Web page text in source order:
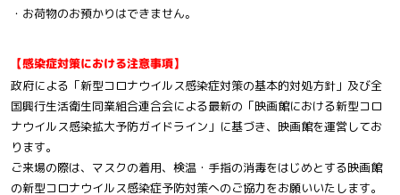
・お荷物のお預かりはできません。
【感染症対策における注意事項】
政府による「新型コロナウイルス感染症対策の基本的対処方針」及び全
国興行生活衛生同業組合連合会による最新の「映画館における新型コロ
ナウイルス感染拡大予防ガイドライン」に基づき、映画館を運営してお
ります。
ご来場の際は、マスクの着用、検温・手指の消毒をはじめとする映画館
の新型コロナウイルス感染症予防対策へのご協力をお願いいたします。